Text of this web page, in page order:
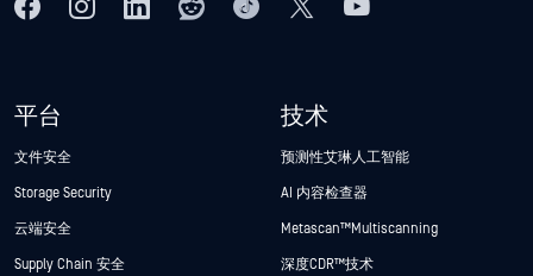
平台
文件安全
Storage Security
云端安全
Supply Chain 安全
技术
预测性艾琳人工智能
AI 内容检查器
Metascan™ Multiscanning
深度CDR™技术